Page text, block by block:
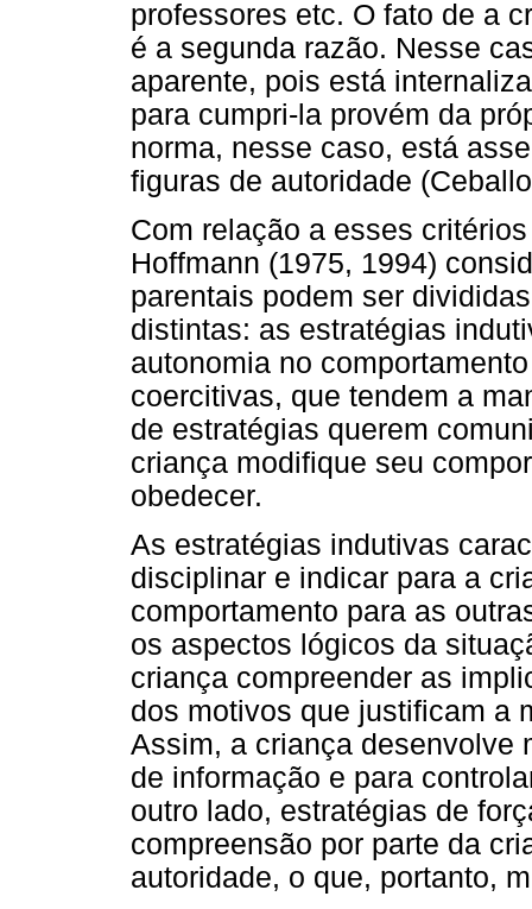
professores etc. O fato de a
é a segunda razão. Nesse
aparente, pois está
para cumpri-la provém da
norma, nesse caso, está
figuras de autoridade
Com relação a esses
Hoffmann (1975, 1994)
parentais podem ser
distintas: as estratégias
autonomia no
coercitivas, que tendem a
de estratégias querem
criança modifique seu
obedecer.
As estratégias indutivas
disciplinar e indicar para a
comportamento para as
os aspectos lógicos da
criança compreender as
dos motivos que justificam a
Assim, a criança desenvolve
de informação e para
outro lado, estratégias de
compreensão por parte da
autoridade, o que, portanto,